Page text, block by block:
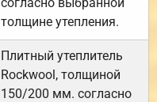
толщине утепления.
Плитный утеплитель
Rockwool, толщиной
150/200 мм. согласно